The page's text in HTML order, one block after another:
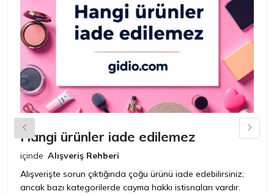
Hangi ürünler iade edilemez
içinde Alışveriş Rehberi
Alışverişte sorun çıktığında çoğu ürünü iade edebilirsiniz;
ancak bazı kategorilerde cayma hakkı istisnaları vardır.